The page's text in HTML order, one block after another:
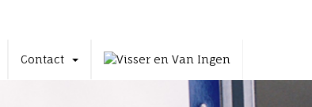
Contact